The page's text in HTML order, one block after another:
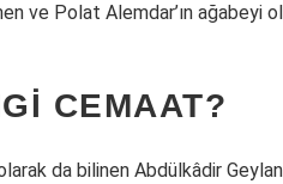
ve Polat Alemdar’ın ağabeyi
CEMAAT?
da bilinen Abdülkâdir